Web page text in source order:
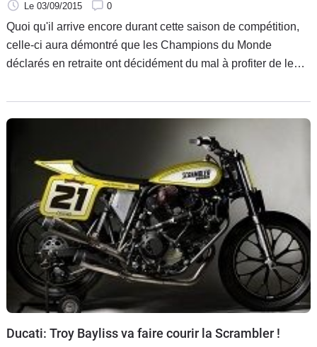
Le 03/09/2015 0
Quoi qu'il arrive encore durant cette saison de compétition,
celle-ci aura démontré que les Champions du Monde
déclarés en retraite ont décidément du mal à profiter de leur
Ducati: Troy Bayliss va faire courir la Scrambler !